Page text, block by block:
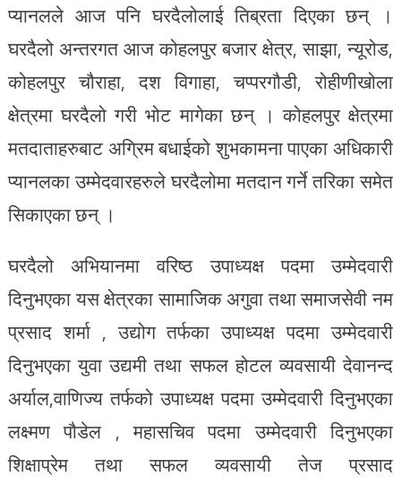
प्यानलले आज पनि घरदैलोलाई तिब्रता दिएका छन् ।
घरदैलो अन्तरगत आज कोहलपुर बजार क्षेत्र, साझा, न्यूरोड,
कोहलपुर चौराहा, दश विगाहा, चप्परगौडी, रोहीणीखोला
क्षेत्रमा घरदैलो गरी भोट मागेका छन् । कोहलपुर क्षेत्रमा
मतदाताहरुबाट अग्रिम बधाईको शुभकामना पाएका अधिकारी
प्यानलका उम्मेदवारहरुले घरदैलोमा मतदान गर्ने तरिका समेत
सिकाएका छन् ।
घरदैलो अभियानमा वरिष्ठ उपाध्यक्ष पदमा उम्मेदवारी
दिनुभएका यस क्षेत्रका सामाजिक अगुवा तथा समाजसेवी नम
प्रसाद शर्मा , उद्योग तर्फका उपाध्यक्ष पदमा उम्मेदवारी
दिनुभएका युवा उद्यमी तथा सफल होटल व्यवसायी देवानन्द
अर्याल,वाणिज्य तर्फको उपाध्यक्ष पदमा उम्मेदवारी दिनुभएका
लक्ष्मण पौडेल , महासचिव पदमा उम्मेदवारी दिनुभएका
शिक्षाप्रेम तथा सफल व्यवसायी तेज प्रसाद